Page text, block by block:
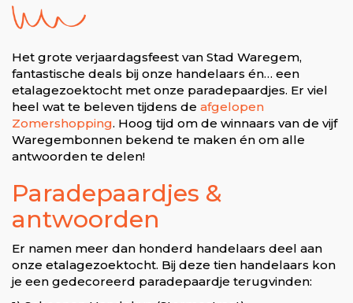
Het grote verjaardagsfeest van Stad Waregem,
fantastische deals bij onze handelaars én… een
etalagezoektocht met onze paradepaardjes. Er viel
heel wat te beleven tijdens de afgelopen
Zomershopping. Hoog tijd om de winnaars van de vijf
Waregembonnen bekend te maken én om alle
antwoorden te delen!
Paradepaardjes &
antwoorden
Er namen meer dan honderd handelaars deel aan
onze etalagezoektocht. Bij deze tien handelaars kon
je een gedecoreerd paradepaardje terugvinden: